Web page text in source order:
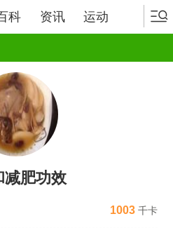
科 资讯 运动
减肥功效
1003 千卡